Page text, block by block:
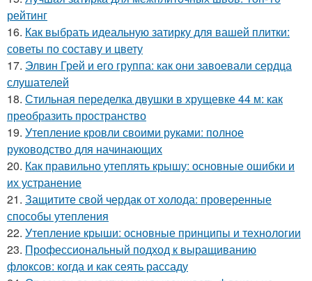
рейтинг
16. Как выбрать идеальную затирку для вашей плитки:
советы по составу и цвету
17. Элвин Грей и его группа: как они завоевали сердца
слушателей
18. Стильная переделка двушки в хрущевке 44 м: как
преобразить пространство
19. Утепление кровли своими руками: полное
руководство для начинающих
20. Как правильно утеплять крышу: основные ошибки и
их устранение
21. Защитите свой чердак от холода: проверенные
способы утепления
22. Утепление крыши: основные принципы и технологии
23. Профессиональный подход к выращиванию
флоксов: когда и как сеять рассаду